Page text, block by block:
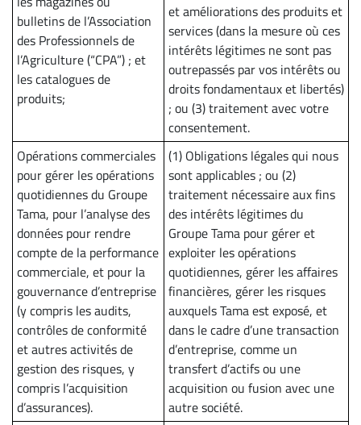
bulletins de l’Association
des Professionnels de
l’Agriculture (“CPA”) ; et
les catalogues de
produits;
et améliorations des produits et
services (dans la mesure où ces
intérêts légitimes ne sont pas
outrepassés par vos intérêts ou
droits fondamentaux et libertés)
; ou (3) traitement avec votre
consentement.
Opérations commerciales
pour gérer les opérations
quotidiennes du Groupe
Tama, pour l’analyse des
données pour rendre
compte de la performance
commerciale, et pour la
gouvernance d’entreprise
(y compris les audits,
contrôles de conformité
et autres activités de
gestion des risques, y
compris l’acquisition
d’assurances).
(1) Obligations légales qui nous
sont applicables ; ou (2)
traitement nécessaire aux fins
des intérêts légitimes du
Groupe Tama pour gérer et
exploiter les opérations
quotidiennes, gérer les affaires
financières, gérer les risques
auxquels Tama est exposé, et
dans le cadre d’une transaction
d’entreprise, comme un
transfert d’actifs ou une
acquisition ou fusion avec une
autre société.